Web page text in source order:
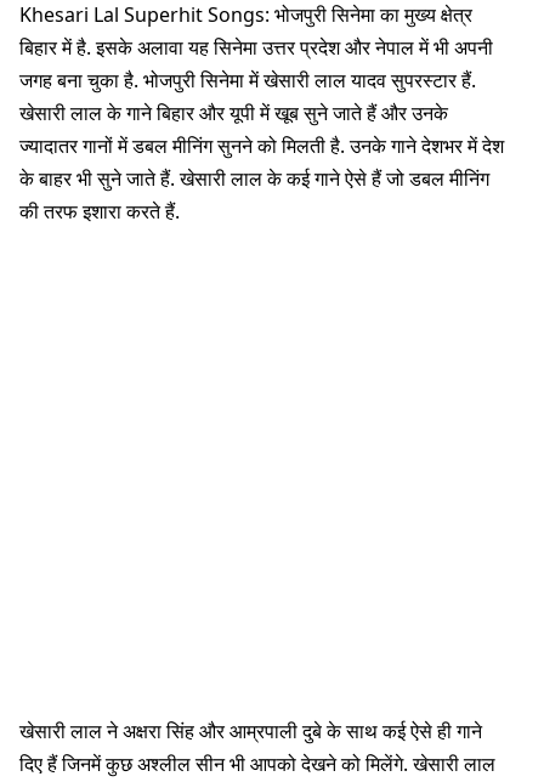
Khesari Lal Superhit Songs: भोजपुरी सिनेमा का मुख्य क्षेत्र
बिहार में है. इसके अलावा यह सिनेमा उत्तर प्रदेश और नेपाल में भी अपनी
जगह बना चुका है. भोजपुरी सिनेमा में खेसारी लाल यादव सुपरस्टार हैं.
खेसारी लाल के गाने बिहार और यूपी में खूब सुने जाते हैं और उनके
ज्यादातर गानों में डबल मीनिंग सुनने को मिलती है. उनके गाने देशभर में देश
के बाहर भी सुने जाते हैं. खेसारी लाल के कई गाने ऐसे हैं जो डबल मीनिंग
की तरफ इशारा करते हैं.
खेसारी लाल ने अक्षरा सिंह और आम्रपाली दुबे के साथ कई ऐसे ही गाने
दिए हैं जिनमें कुछ अश्लील सीन भी आपको देखने को मिलेंगे. खेसारी लाल